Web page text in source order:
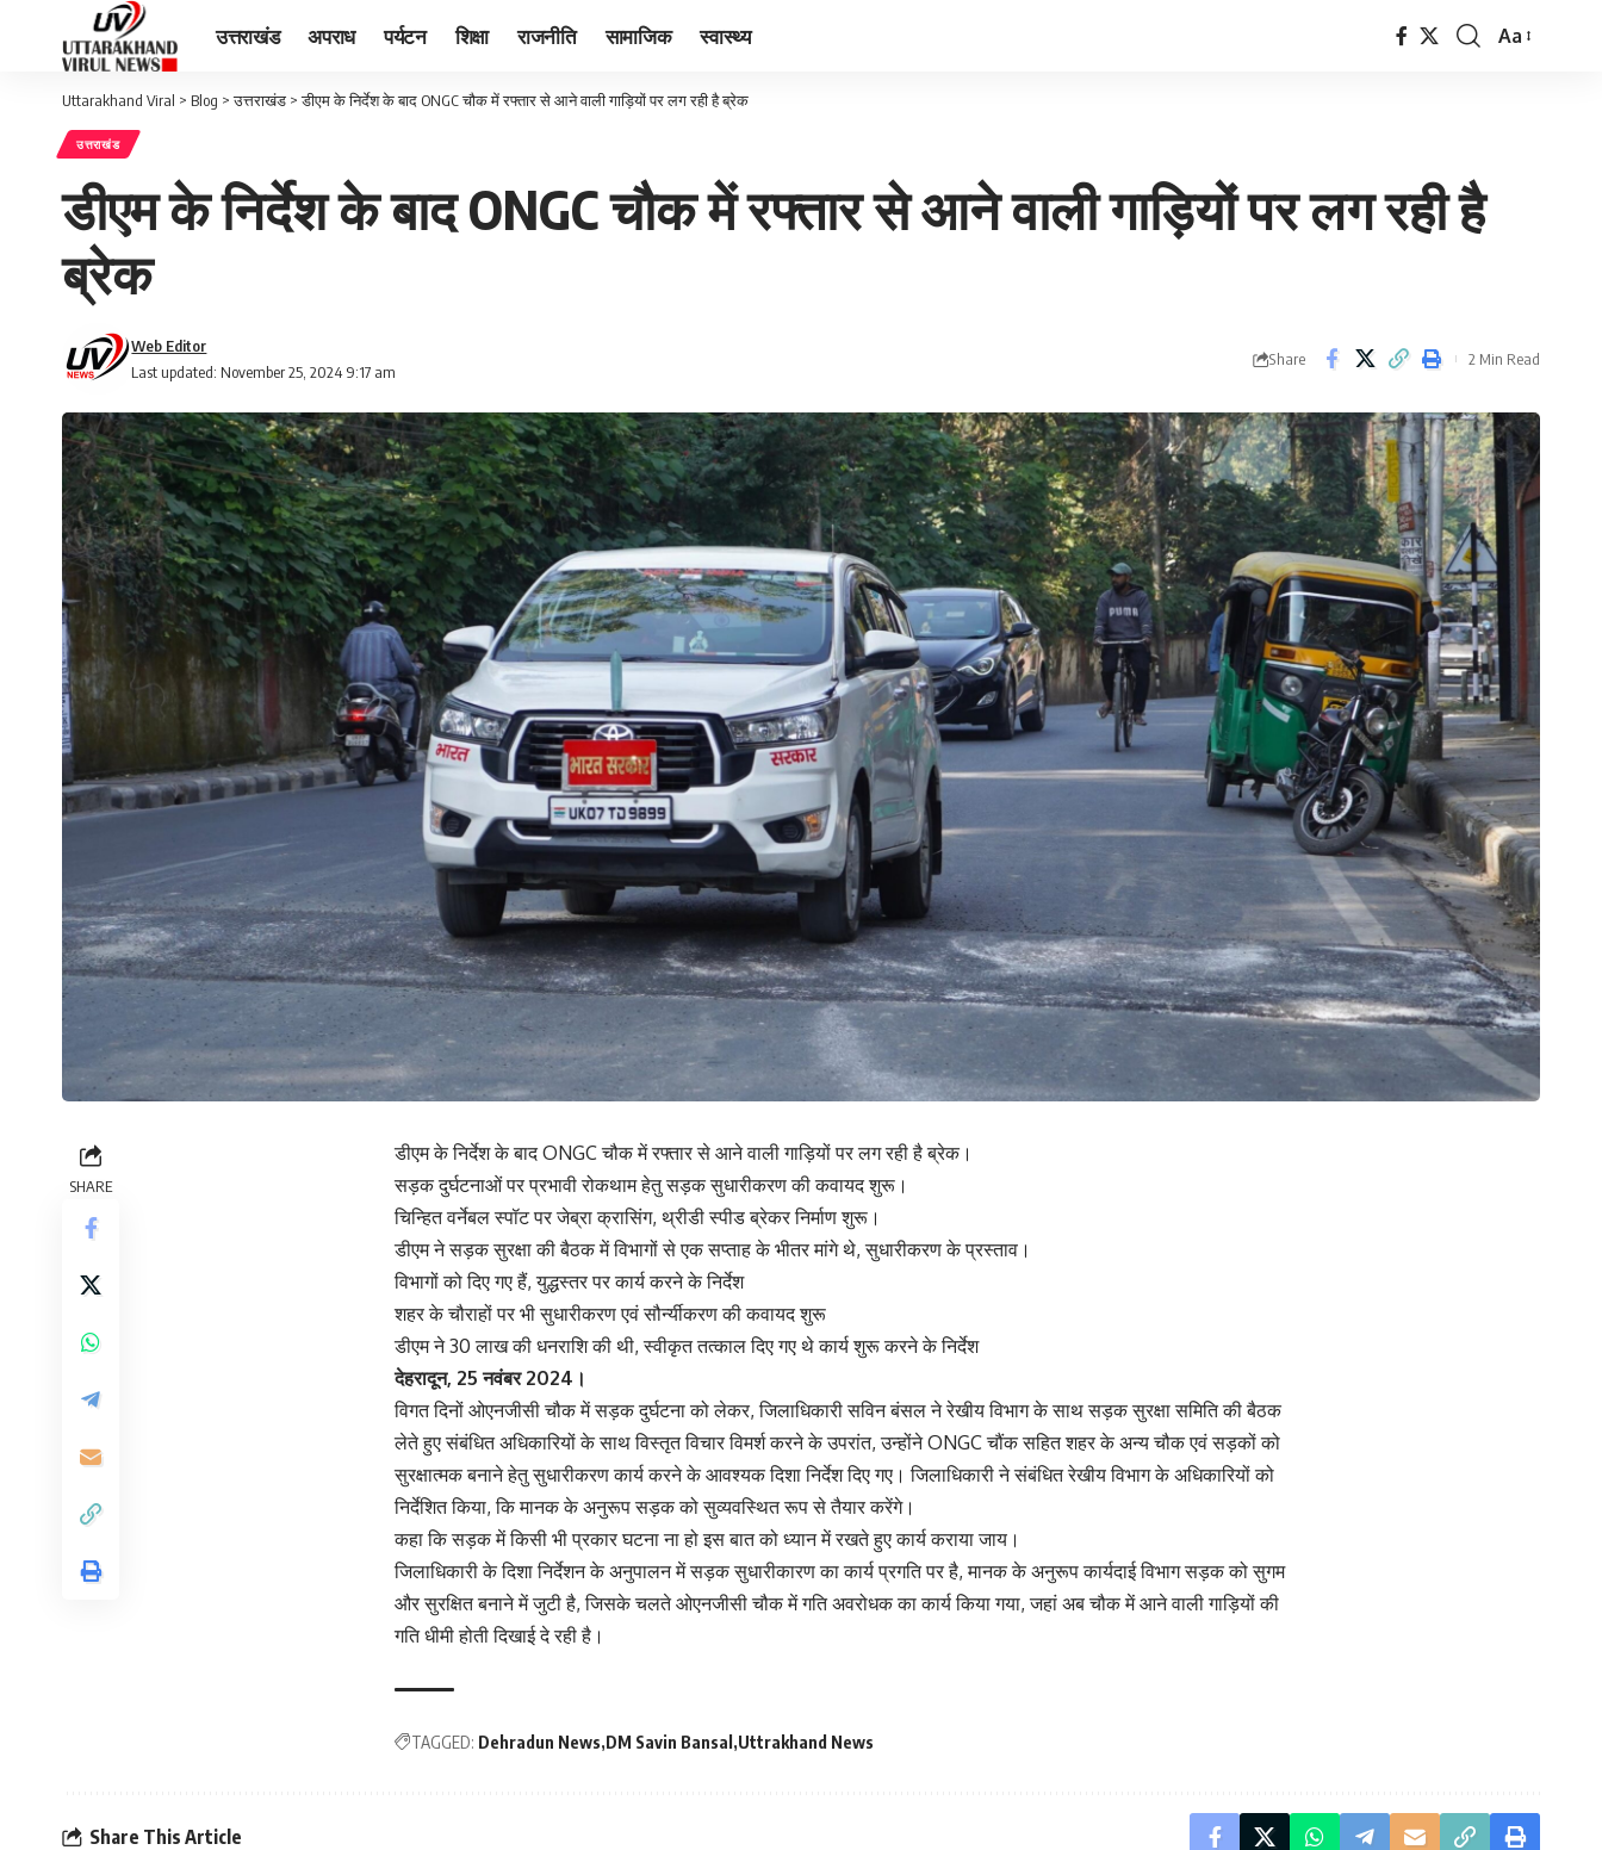
उत्तराखंड अपराध पर्यटन शिक्षा राजनीति सामाजिक स्वास्थ्य
Font
Aa
Uttarakhand Viral > Blog >उत्तराखंड >डीएम के निर्देश के बाद ONGC चौक में रफ्तार से आने वाली गाड़ियों पर लग रही है ब्रेक
उत्तराखंड
डीएम के निर्देश के बाद ONGC चौक में रफ्तार से आने वाली गाड़ियों पर लग रही है
ब्रेक
Last updated: November 25, 2024 9:17 am
Web Editor
Share 2 Min Read
SHARE
डीएम के निर्देश के बाद ONGC चौक में रफ्तार से आने वाली गाड़ियों पर लग रही है ब्रेक।
सड़क दुर्घटनाओं पर प्रभावी रोकथाम हेतु सड़क सुधारीकरण की कवायद शुरू।
चिन्हित वर्नेबल स्पॉट पर जेब्रा क्रासिंग, थ्रीडी स्पीड ब्रेकर निर्माण शुरू।
डीएम ने सड़क सुरक्षा की बैठक में विभागों से एक सप्ताह के भीतर मांगे थे, सुधारीकरण के प्रस्ताव।
विभागों को दिए गए हैं, युद्धस्तर पर कार्य करने के निर्देश
शहर के चौराहों पर भी सुधारीकरण एवं सौर्न्यीकरण की कवायद शुरू
डीएम ने 30 लाख की धनराशि की थी, स्वीकृत तत्काल दिए गए थे कार्य शुरू करने के निर्देश
देहरादून, 25 नवंबर 2024।
विगत दिनों ओएनजीसी चौक में सड़क दुर्घटना को लेकर, जिलाधिकारी सविन बंसल ने रेखीय विभाग के साथ सड़क सुरक्षा समिति की बैठक
लेते हुए संबंधित अधिकारियों के साथ विस्तृत विचार विमर्श करने के उपरांत, उन्होंने ONGC चौंक सहित शहर के अन्य चौक एवं सड़कों को
सुरक्षात्मक बनाने हेतु सुधारीकरण कार्य करने के आवश्यक दिशा निर्देश दिए गए। जिलाधिकारी ने संबंधित रेखीय विभाग के अधिकारियों को
निर्देशित किया, कि मानक के अनुरूप सड़क को सुव्यवस्थित रूप से तैयार करेंगे।
कहा कि सड़क में किसी भी प्रकार घटना ना हो इस बात को ध्यान में रखते हुए कार्य कराया जाय।
जिलाधिकारी के दिशा निर्देशन के अनुपालन में सड़क सुधारीकारण का कार्य प्रगति पर है, मानक के अनुरूप कार्यदाई विभाग सड़क को सुगम
और सुरक्षित बनाने में जुटी है, जिसके चलते ओएनजीसी चौक में गति अवरोधक का कार्य किया गया, जहां अब चौक में आने वाली गाड़ियों की
गति धीमी होती दिखाई दे रही है।
TAGGED: Dehradun News DM Savin Bansal Uttrakhand News
Share This Article